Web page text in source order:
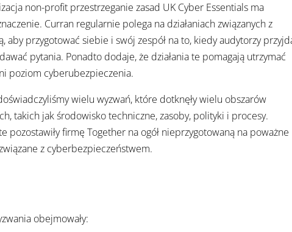
non-profit przestrzeganie zasad UK Cyber Essentials ma
Curran regularnie polega na działaniach związanych z
aby przygotować siebie i swój zespół na to, kiedy audytorzy
pytania. Ponadto dodaje, że działania te pomagają utrzymać
poziom cyberubezpieczenia.
wielu wyzwań, które dotknęły wielu obszarów
takich jak środowisko techniczne, zasoby, polityki i procesy.
pozostawiły firmę Together na ogół nieprzygotowaną na poważne
z cyberbezpieczeństwem.
obejmowały: